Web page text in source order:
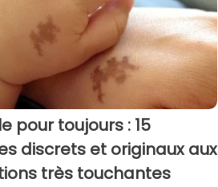
pour toujours : 15
discrets et originaux aux
très touchantes